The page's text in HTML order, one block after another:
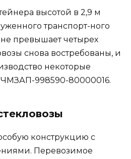
высотой в 2,9 м
транспорт-ного
превышает четырех
снова востребованы, и
некоторые
998590-80000016.
конструкцию с
Перевозимое